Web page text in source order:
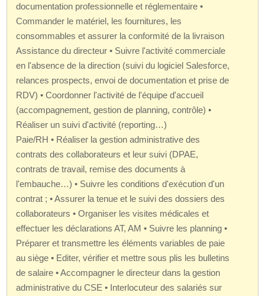
documentation professionnelle et réglementaire •
Commander le matériel, les fournitures, les
consommables et assurer la conformité de la livraison
Assistance du directeur • Suivre l'activité commerciale
en l'absence de la direction (suivi du logiciel Salesforce,
relances prospects, envoi de documentation et prise de
RDV) • Coordonner l'activité de l'équipe d'accueil
(accompagnement, gestion de planning, contrôle) •
Réaliser un suivi d'activité (reporting…)
Paie/RH • Réaliser la gestion administrative des
contrats des collaborateurs et leur suivi (DPAE,
contrats de travail, remise des documents à
l'embauche…) • Suivre les conditions d'exécution d'un
contrat ; • Assurer la tenue et le suivi des dossiers des
collaborateurs • Organiser les visites médicales et
effectuer les déclarations AT, AM • Suivre les planning •
Préparer et transmettre les éléments variables de paie
au siège • Editer, vérifier et mettre sous plis les bulletins
de salaire • Accompagner le directeur dans la gestion
administrative du CSE • Interlocuteur des salariés sur